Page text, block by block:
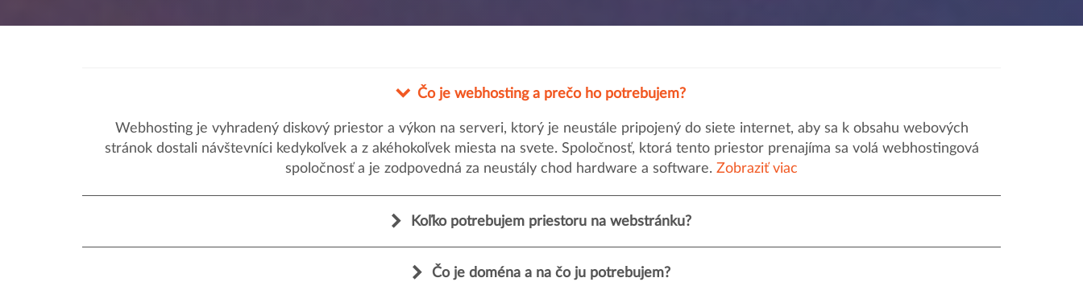
Čo je webhosting a prečo ho potrebujem?
Webhosting je vyhradený diskový priestor a výkon na serveri, ktorý je neustále pripojený do siete internet, aby sa k obsahu webových
stránok dostali návštevníci kedykoľvek a z akéhokoľvek miesta na svete. Spoločnosť, ktorá tento priestor prenajíma sa volá webhostingová
spoločnosť a je zodpovedná za neustály chod hardware a software. Zobraziť viac
Koľko potrebujem priestoru na webstránku?
Čo je doména a na čo ju potrebujem?